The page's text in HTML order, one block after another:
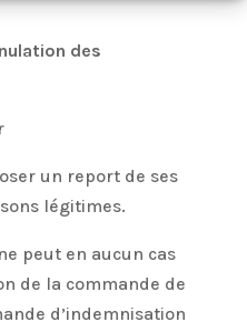
des
un report de ses
légitimes.
peut en aucun cas
de la commande de
d’indemnisation